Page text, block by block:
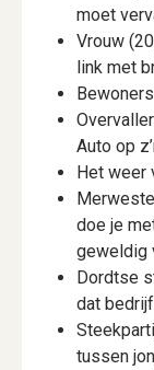
moet
Vrouw
link met
Auto op
Het weer
doe je
geweldig
Dordtse
dat
tussen